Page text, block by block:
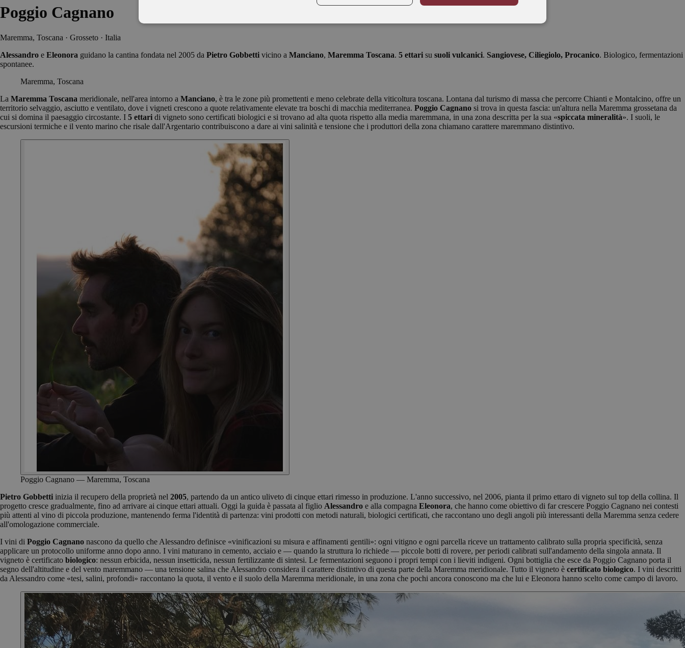
Poggio Cagnano
Maremma, Toscana · Grosseto · Italia
Alessandro e Eleonora guidano la cantina fondata nel 2005 da Pietro Gobbetti vicino a Manciano, Maremma Toscana. 5 ettari su suoli vulcanici. Sangiovese, Ciliegiolo, Procanico. Biologico, fermentazioni
spontanee.
Maremma, Toscana
La Maremma Toscana meridionale, nell'area intorno a Manciano, è tra le zone più promettenti e meno celebrate della viticoltura toscana. Lontana dal turismo di massa che percorre Chianti e Montalcino, offre un
territorio selvaggio, asciutto e ventilato, dove i vigneti crescono a quote relativamente elevate tra boschi di macchia mediterranea. Poggio Cagnano si trova in questa fascia: un'altura nella Maremma grossetana da
cui si domina il paesaggio circostante. I 5 ettari di vigneto sono certificati biologici e si trovano ad alta quota rispetto alla media maremmana, in una zona descritta per la sua «spiccata mineralità». I suoli, le
escursioni termiche e il vento marino che risale dall'Argentario contribuiscono a dare ai vini salinità e tensione che i produttori della zona chiamano carattere maremmano distintivo.
Poggio Cagnano — Maremma, Toscana
Pietro Gobbetti inizia il recupero della proprietà nel 2005, partendo da un antico uliveto di cinque ettari rimesso in produzione. L'anno successivo, nel 2006, pianta il primo ettaro di vigneto sul top della collina. Il
progetto cresce gradualmente, fino ad arrivare ai cinque ettari attuali. Oggi la guida è passata al figlio Alessandro e alla compagna Eleonora, che hanno come obiettivo di far crescere Poggio Cagnano nei contesti
più attenti al vino di piccola produzione, mantenendo ferma l'identità di partenza: vini prodotti con metodi naturali, biologici certificati, che raccontano uno degli angoli più interessanti della Maremma senza cedere
all'omologazione commerciale.
I vini di Poggio Cagnano nascono da quello che Alessandro definisce «vinificazioni su misura e affinamenti gentili»: ogni vitigno e ogni parcella riceve un trattamento calibrato sulla propria specificità, senza
applicare un protocollo uniforme anno dopo anno. I vini maturano in cemento, acciaio e — quando la struttura lo richiede — piccole botti di rovere, per periodi calibrati sull'andamento della singola annata. Il
vigneto è certificato biologico: nessun erbicida, nessun insetticida, nessun fertilizzante di sintesi. Le fermentazioni seguono i propri tempi con i lieviti indigeni. Ogni bottiglia che esce da Poggio Cagnano porta il
segno dell'altitudine e del vento maremmano — una tensione salina che Alessandro considera il carattere distintivo di questa parte della Maremma meridionale. Tutto il vigneto è certificato biologico. I vini descritti
da Alessandro come «tesi, salini, profondi» raccontano la quota, il vento e il suolo della Maremma meridionale, in una zona che pochi ancora conoscono ma che lui e Eleonora hanno scelto come campo di lavoro.